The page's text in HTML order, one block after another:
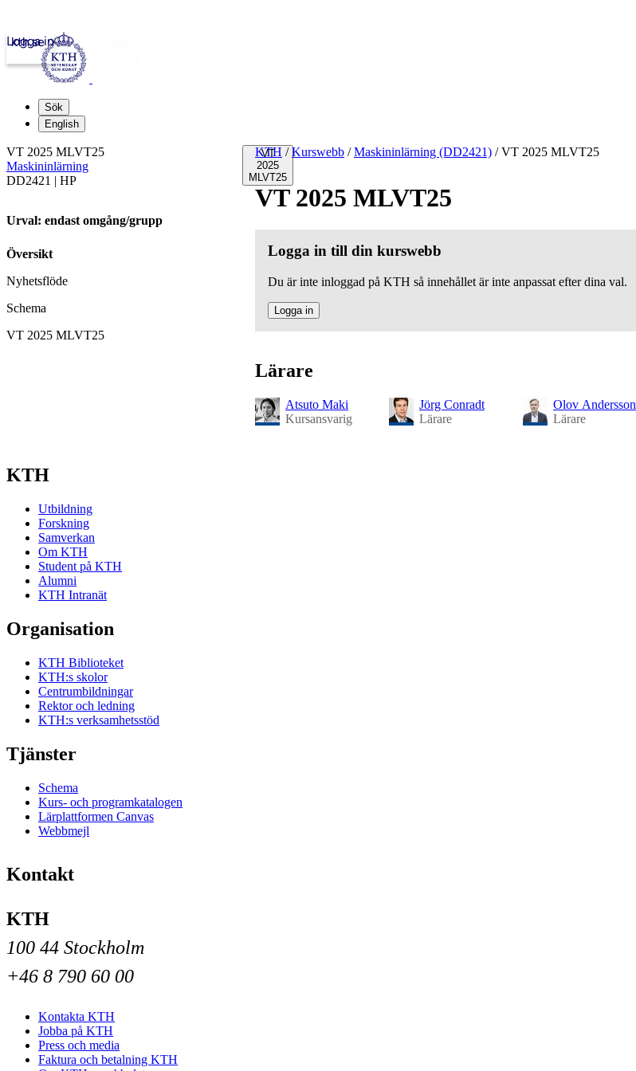
kth.se
Logga in
Sök
English
VT
2025
MLVT25
KTH / Kurswebb / Maskininlärning (DD2421) /VT 2025 MLVT25
VT 2025 MLVT25
Logga in till din kurswebb
Du är inte inloggad på KTH så innehållet är inte anpassat efter dina val.
Logga in
Lärare
Atsuto Maki
Kursansvarig
Jörg Conradt
Lärare
Olov Andersson
Lärare
VT 2025 MLVT25
Maskininlärning
DD2421 | HP
Urval: endast omgång/grupp
Översikt
Nyhetsflöde
Schema
VT 2025 MLVT25
KTH
Utbildning
Forskning
Samverkan
Om KTH
Student på KTH
Alumni
KTH Intranät
Organisation
KTH Biblioteket
KTH:s skolor
Centrumbildningar
Rektor och ledning
KTH:s verksamhetsstöd
Tjänster
Schema
Kurs- och programkatalogen
Lärplattformen Canvas
Webbmejl
Kontakt
KTH
100 44 Stockholm
+46 8 790 60 00
Kontakta KTH
Jobba på KTH
Press och media
Faktura och betalning KTH